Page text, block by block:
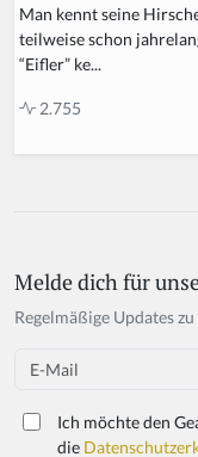
Man kennt seine
teilweise schon
“Eifler” ke...
2.755
Melde dich für
Regelmäßige Updates
Email
Ich möchte den
die